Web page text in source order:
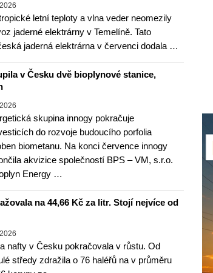
letní teploty a vlna veder neomezily
jaderné elektrárny v Temelíně. Tato
jaderná elektrárna v červenci dodala …
v Česku dvě bioplynové stanice,
skupina innogy pokračuje
do rozvoje budoucího porfolia
biometanu. Na konci července innogy
akvizice společností BPS – VM, s.r.o.
Energy …
na 44,66 Kč za litr. Stojí nejvíce od
nafty v Česku pokračovala v růstu. Od
středy zdražila o 76 haléřů na v průměru